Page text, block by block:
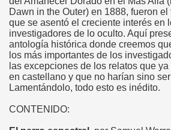
Dawn in the Outer) en 1888, fueron el
que se asentó el creciente interés en
investigadores de lo oculto. Aquí
antología histórica donde creemos
los más importantes de los
las excepciones de los relatos que
en castellano y que no harían sino
Lamentándolo, todo esto es inédito.
CONTENIDO: